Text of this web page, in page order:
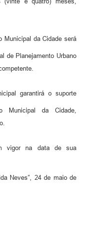
Municipal da Cidade será
de Planejamento Urbano
garantirá o suporte
Municipal da Cidade,
vigor na data de sua
Neves”, 24 de maio de